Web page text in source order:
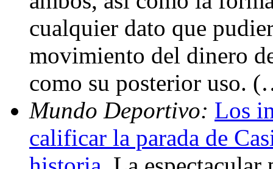
cualquier dato que
movimiento del dinero
como su posterior uso.
Mundo Deportivo: Los
calificar la parada de